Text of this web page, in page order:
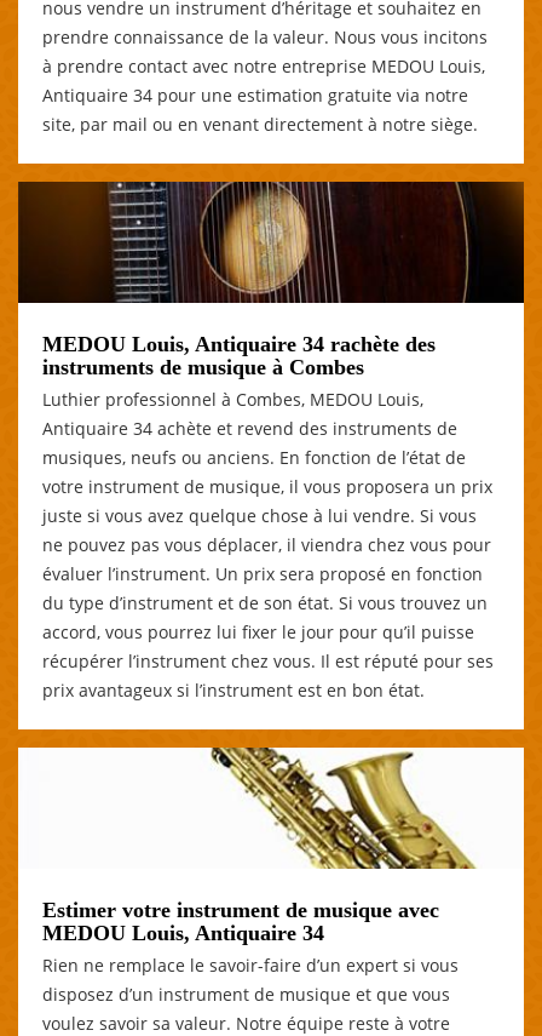
nous vendre un instrument d’héritage et souhaitez en
prendre connaissance de la valeur. Nous vous incitons
à prendre contact avec notre entreprise MEDOU Louis,
Antiquaire 34 pour une estimation gratuite via notre
site, par mail ou en venant directement à notre siège.
MEDOU Louis, Antiquaire 34 rachète des
instruments de musique à Combes
Luthier professionnel à Combes, MEDOU Louis,
Antiquaire 34 achète et revend des instruments de
musiques, neufs ou anciens. En fonction de l’état de
votre instrument de musique, il vous proposera un prix
juste si vous avez quelque chose à lui vendre. Si vous
ne pouvez pas vous déplacer, il viendra chez vous pour
évaluer l’instrument. Un prix sera proposé en fonction
du type d’instrument et de son état. Si vous trouvez un
accord, vous pourrez lui fixer le jour pour qu’il puisse
récupérer l’instrument chez vous. Il est réputé pour ses
prix avantageux si l’instrument est en bon état.
Estimer votre instrument de musique avec
MEDOU Louis, Antiquaire 34
Rien ne remplace le savoir-faire d’un expert si vous
disposez d’un instrument de musique et que vous
voulez savoir sa valeur. Notre équipe reste à votre